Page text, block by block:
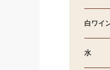
白ワイ
水